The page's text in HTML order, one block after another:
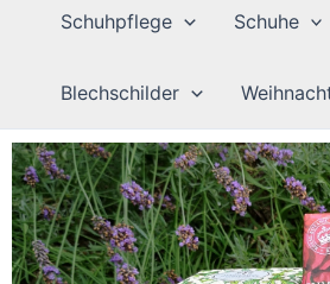
Schuhpflege Schuhe
Blechschilder